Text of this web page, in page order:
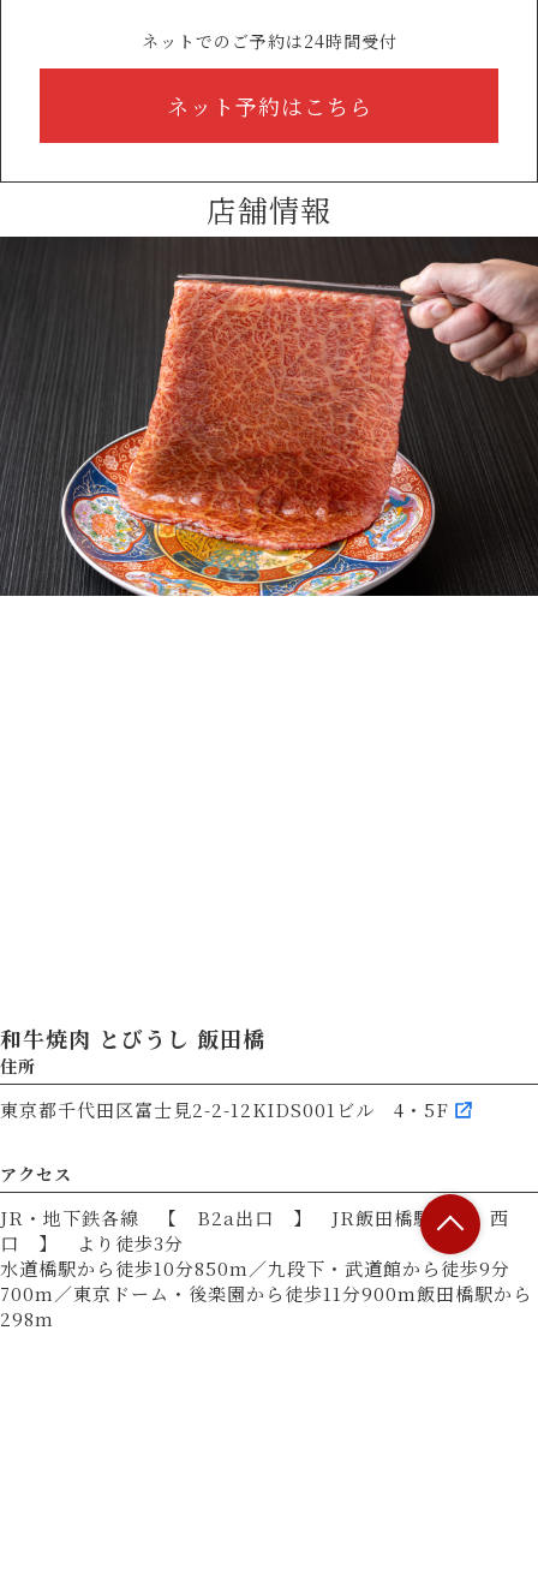
ネットでのご予約は24時間受付
ネット予約はこちら
店舗情報
和牛焼肉 とびうし 飯田橋
住所
東京都千代田区富士見2-2-12KIDS001ビル 4・5F
アクセス
JR・地下鉄各線 【 B2a出口 】 JR飯田橋駅 【 西
口 】 より徒歩3分
水道橋駅から徒歩10分850m／九段下・武道館から徒歩9分
700m／東京ドーム・後楽園から徒歩11分900m飯田橋駅から
298m